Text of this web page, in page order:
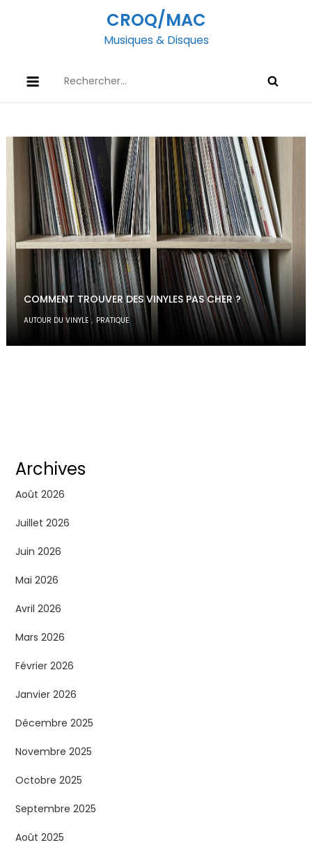
CROQ/MAC
Musiques & Disques
COMMENT TROUVER DES VINYLES PAS CHER ?
AUTOUR DU VINYLE, PRATIQUE
Archives
Août 2026
Juillet 2026
Juin 2026
Mai 2026
Avril 2026
Mars 2026
Février 2026
Janvier 2026
Décembre 2025
Novembre 2025
Octobre 2025
Septembre 2025
Août 2025